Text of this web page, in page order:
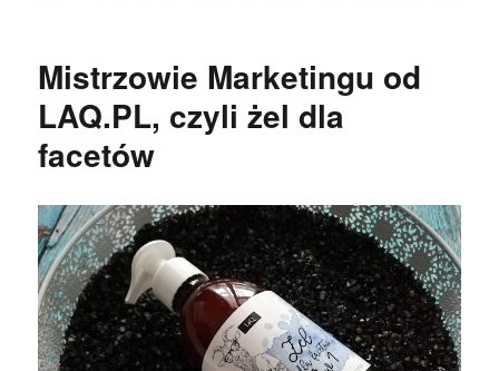
Mistrzowie Marketingu od
LAQ.PL, czyli żel dla
facetów